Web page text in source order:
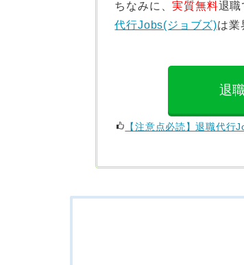
ちなみに、実質無料退職
代行Jobs(ジョブズ)は業
退
【注意点必読】退職代